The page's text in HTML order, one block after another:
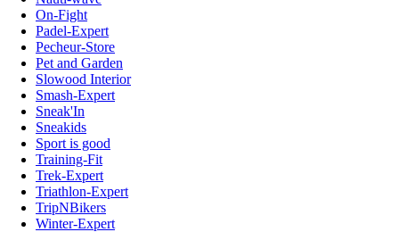
On-Fight
Padel-Expert
Pecheur-Store
Pet and Garden
Slowood Interior
Smash-Expert
Sneak'In
Sneakids
Sport is good
Training-Fit
Trek-Expert
Triathlon-Expert
TripNBikers
Winter-Expert